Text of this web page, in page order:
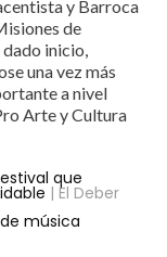
y Barroca
de
inicio,
una vez más
a nivel
Arte y Cultura
que
| El Deber
música